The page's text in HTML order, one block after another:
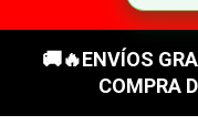
🚚🔥ENVÍOS
COMPRA